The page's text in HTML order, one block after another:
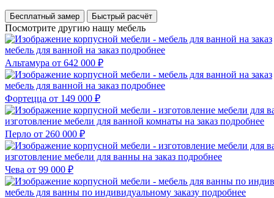
Бесплатный замер Быстрый расчёт
Посмотрите другию нашу мебель
мебель для ванной на заказ подробнее
Альтамура от 642 000 ₽
мебель для ванной на заказ подробнее
Фортецца от 149 000 ₽
изготовление мебели для ванной комнаты на заказ подробнее
Перло от 260 000 ₽
изготовление мебели для ванны на заказ подробнее
Чева от 99 000 ₽
мебель для ванны по индивидуальному заказу подробнее